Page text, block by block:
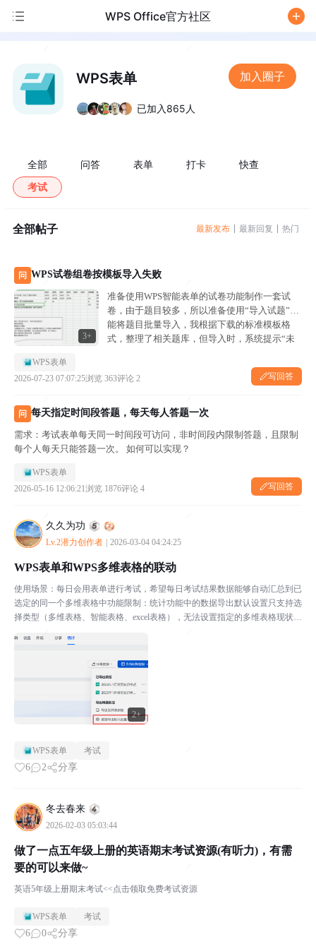
WPS Office官方社区
WPS表单
已加入865人
加入圈子
全部 问答 表单 打卡
快查
考试
全部帖子 最新发布 最新回复 热门
问 WPS试卷组卷按模板导入失败
3+
准备使用WPS智能表单的试卷功能制作一套试
卷，由于题目较多，所以准备使用“导入试题”功
能将题目批量导入，我根据下载的标准模板格
式，整理了相关题库，但导入时，系统提示“未
WPS表单
2026-07-23 07:07:25浏览 363评论 2 写回答
问 每天指定时间段答题，每天每人答题一次
需求：考试表单每天同一时间段可访问，非时间段内限制答题，且限制
每个人每天只能答题一次。 如何可以实现？
WPS表单
2026-05-16 12:06:21浏览 1876评论 4 写回答
久久为功
Lv.2潜力创作者 2026-03-04 04:24:25
2+
WPS表单和WPS多维表格的联动
使用场景：每日会用表单进行考试，希望每日考试结果数据能够自动汇总到已
选定的同一个多维表格中功能限制：统计功能中的数据导出默认设置只支持选
择类型（多维表格、智能表格、excel表格），无法设置指定的多维表格现状：
WPS表单 考试
6 2 分享
冬去春来
2026-02-03 05:03:44
做了一点五年级上册的英语期末考试资源(有听力)，有需
要的可以来做~
英语5年级上册期末考试<<点击领取免费考试资源
WPS表单 考试
6 0 分享